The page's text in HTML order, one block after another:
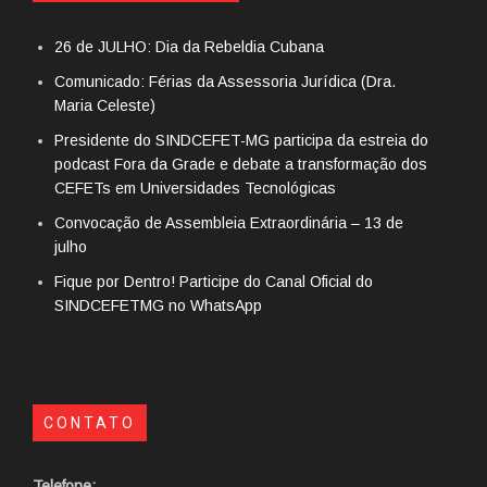
26 de JULHO: Dia da Rebeldia Cubana
Comunicado: Férias da Assessoria Jurídica (Dra.
Maria Celeste)
Presidente do SINDCEFET-MG participa da estreia do
podcast Fora da Grade e debate a transformação dos
CEFETs em Universidades Tecnológicas
Convocação de Assembleia Extraordinária – 13 de
julho
Fique por Dentro! Participe do Canal Oficial do
SINDCEFETMG no WhatsApp
CONTATO